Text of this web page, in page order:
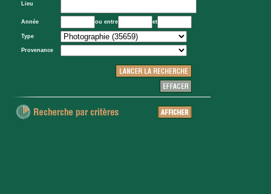
Lieu
Année ou entre et
Type
Provenance